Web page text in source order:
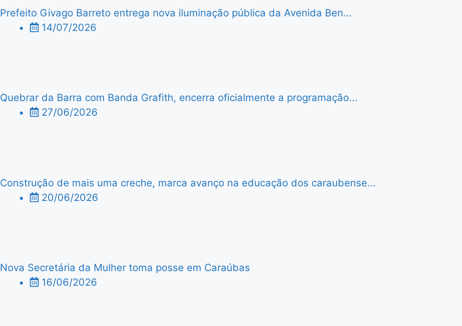
Prefeito Givago Barreto entrega nova iluminação pública da Avenida Ben...
14/07/2026
Quebrar da Barra com Banda Grafith, encerra oficialmente a programação...
27/06/2026
Construção de mais uma creche, marca avanço na educação dos caraubense...
20/06/2026
Nova Secretária da Mulher toma posse em Caraúbas
16/06/2026